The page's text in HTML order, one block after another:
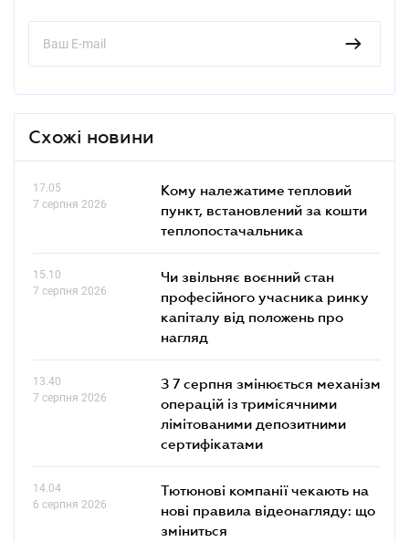
Схожі новини
17.05
7 серпня 2026
Кому належатиме тепловий
пункт, встановлений за кошти
теплопостачальника
15.10
7 серпня 2026
Чи звільняє воєнний стан
професійного учасника ринку
капіталу від положень про
нагляд
13.40
7 серпня 2026
З 7 серпня змінюється механізм
операцій із тримісячними
лімітованими депозитними
сертифікатами
14.04
6 серпня 2026
Тютюнові компанії чекають на
нові правила відеонагляду: що
зміниться